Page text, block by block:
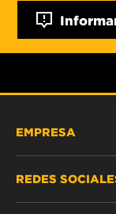
EMPRESA
REDES